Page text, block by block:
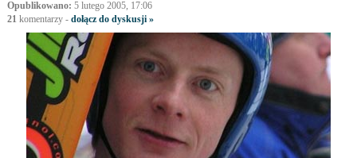
Opublikowano: 5 lutego 2005, 17:06
21komentarzy- dołącz do dyskusji »